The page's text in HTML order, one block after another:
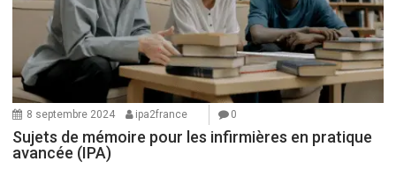
8 septembre 2024 ipa2france 0
Sujets de mémoire pour les infirmières en pratique
avancée (IPA)